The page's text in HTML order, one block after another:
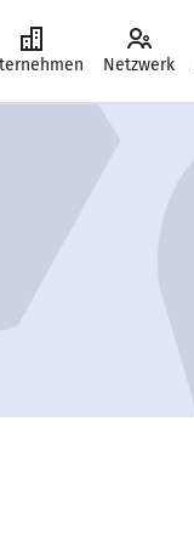
Netzwerk